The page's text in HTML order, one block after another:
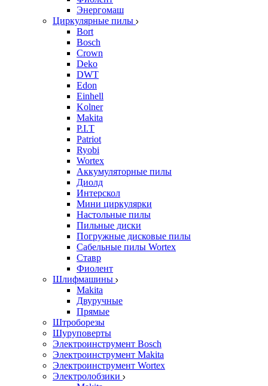
Энергомаш
Циркулярные пилы
Bort
Bosch
Crown
Deko
DWT
Edon
Einhell
Kolner
Makita
P.I.T
Patriot
Ryobi
Wortex
Аккумуляторные пилы
Диолд
Интерскол
Мини циркулярки
Настольные пилы
Пильные диски
Погружные дисковые пилы
Сабельные пилы Wortex
Ставр
Фиолент
Шлифмашины
Makita
Двуручные
Прямые
Штроборезы
Шуруповерты
Электроинструмент Bosch
Электроинструмент Makita
Электроинструмент Wortex
Электролобзики